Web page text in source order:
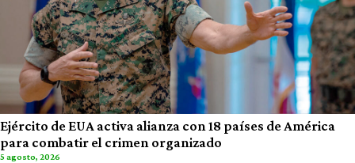
Ejército de EUA activa alianza con 18 países de América
para combatir el crimen organizado
5 agosto, 2026